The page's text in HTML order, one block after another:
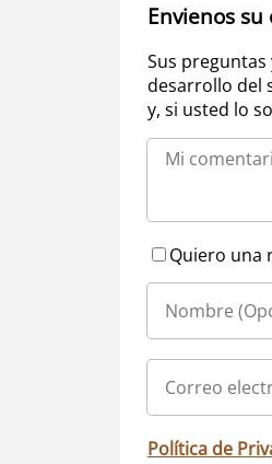
Envienos
Sus
desarrollo del
y, si usted lo
Quiero una
Política de